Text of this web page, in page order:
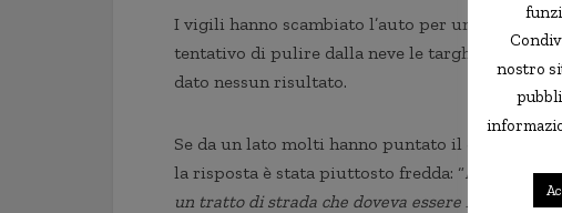
I vigili hanno scambiato l’auto per una vera,
tentativo di pulire dalla neve le targhe
dato nessun risultato.
Se da un lato molti hanno puntato il dito sui
la risposta è stata piuttosto fredda: “Non
un tratto di strada che doveva essere libero”.
nostro